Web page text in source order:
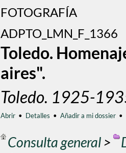
FOTOGRAFÍA
ADPTO_LMN_F_1366
Toledo.
aires".
Toledo. 1925-
Abrir • Detalles • Añadir a mi dossier •
Consulta general>